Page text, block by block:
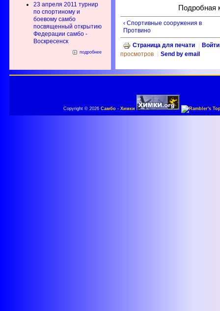
23 апреля 2011 турнир
по спортиному и
боевому самбо
посвященный открытию
Федерации самбо -
Воскресенск
подробнее
Подробная
‹ Спортивные сооружения в
Протвино
Страница для печати Войти
просмотров
Send by email
Copyright © 2026Самбо - Химки